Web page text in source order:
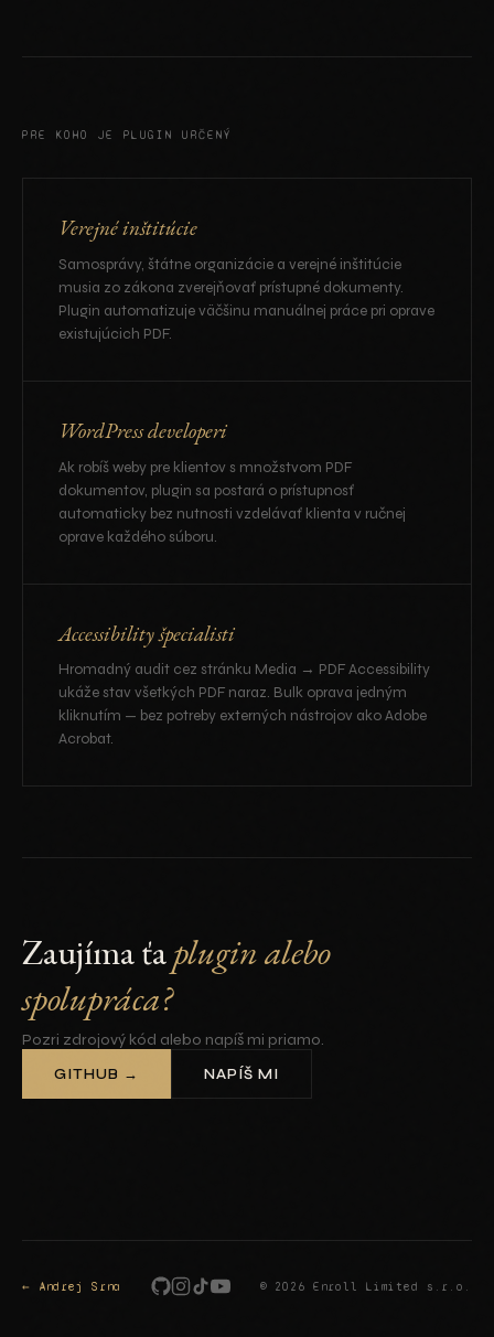
PRE KOHO JE PLUGIN URČENÝ
Verejné inštitúcie
Samosprávy, štátne organizácie a verejné inštitúcie
musia zo zákona zverejňovať prístupné dokumenty.
Plugin automatizuje väčšinu manuálnej práce pri oprave
existujúcich PDF.
WordPress developeri
Ak robíš weby pre klientov s množstvom PDF
dokumentov, plugin sa postará o prístupnosť
automaticky bez nutnosti vzdelávať klienta v ručnej
oprave každého súboru.
Accessibility špecialisti
Hromadný audit cez stránku Media → PDF Accessibility
ukáže stav všetkých PDF naraz. Bulk oprava jedným
kliknutím — bez potreby externých nástrojov ako Adobe
Acrobat.
Zaujíma ťaplugin alebo
spolupráca?
Pozri zdrojový kód alebo napíš mi priamo.
GITHUB → NAPÍŠ MI
← Andrej Srna © 2026 Enroll Limited s.r.o.